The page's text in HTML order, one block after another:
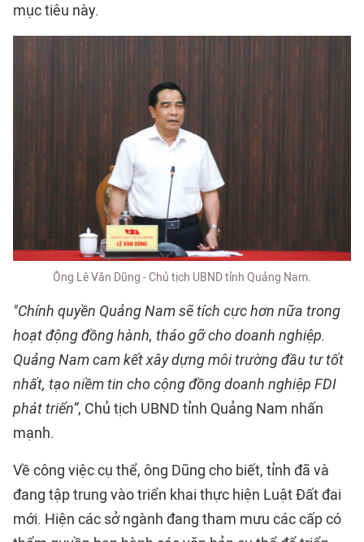
mục tiêu này.
Ông Lê Văn Dũng - Chủ tịch UBND tỉnh Quảng Nam.
"Chính quyền Quảng Nam sẽ tích cực hơn nữa trong
hoạt động đồng hành, tháo gỡ cho doanh nghiệp.
Quảng Nam cam kết xây dựng môi trường đầu tư tốt
nhất, tạo niềm tin cho cộng đồng doanh nghiệp FDI
phát triển”, Chủ tịch UBND tỉnh Quảng Nam nhấn
mạnh.
Về công việc cụ thể, ông Dũng cho biết, tỉnh đã và
đang tập trung vào triển khai thực hiện Luật Đất đai
mới. Hiện các sở ngành đang tham mưu các cấp có